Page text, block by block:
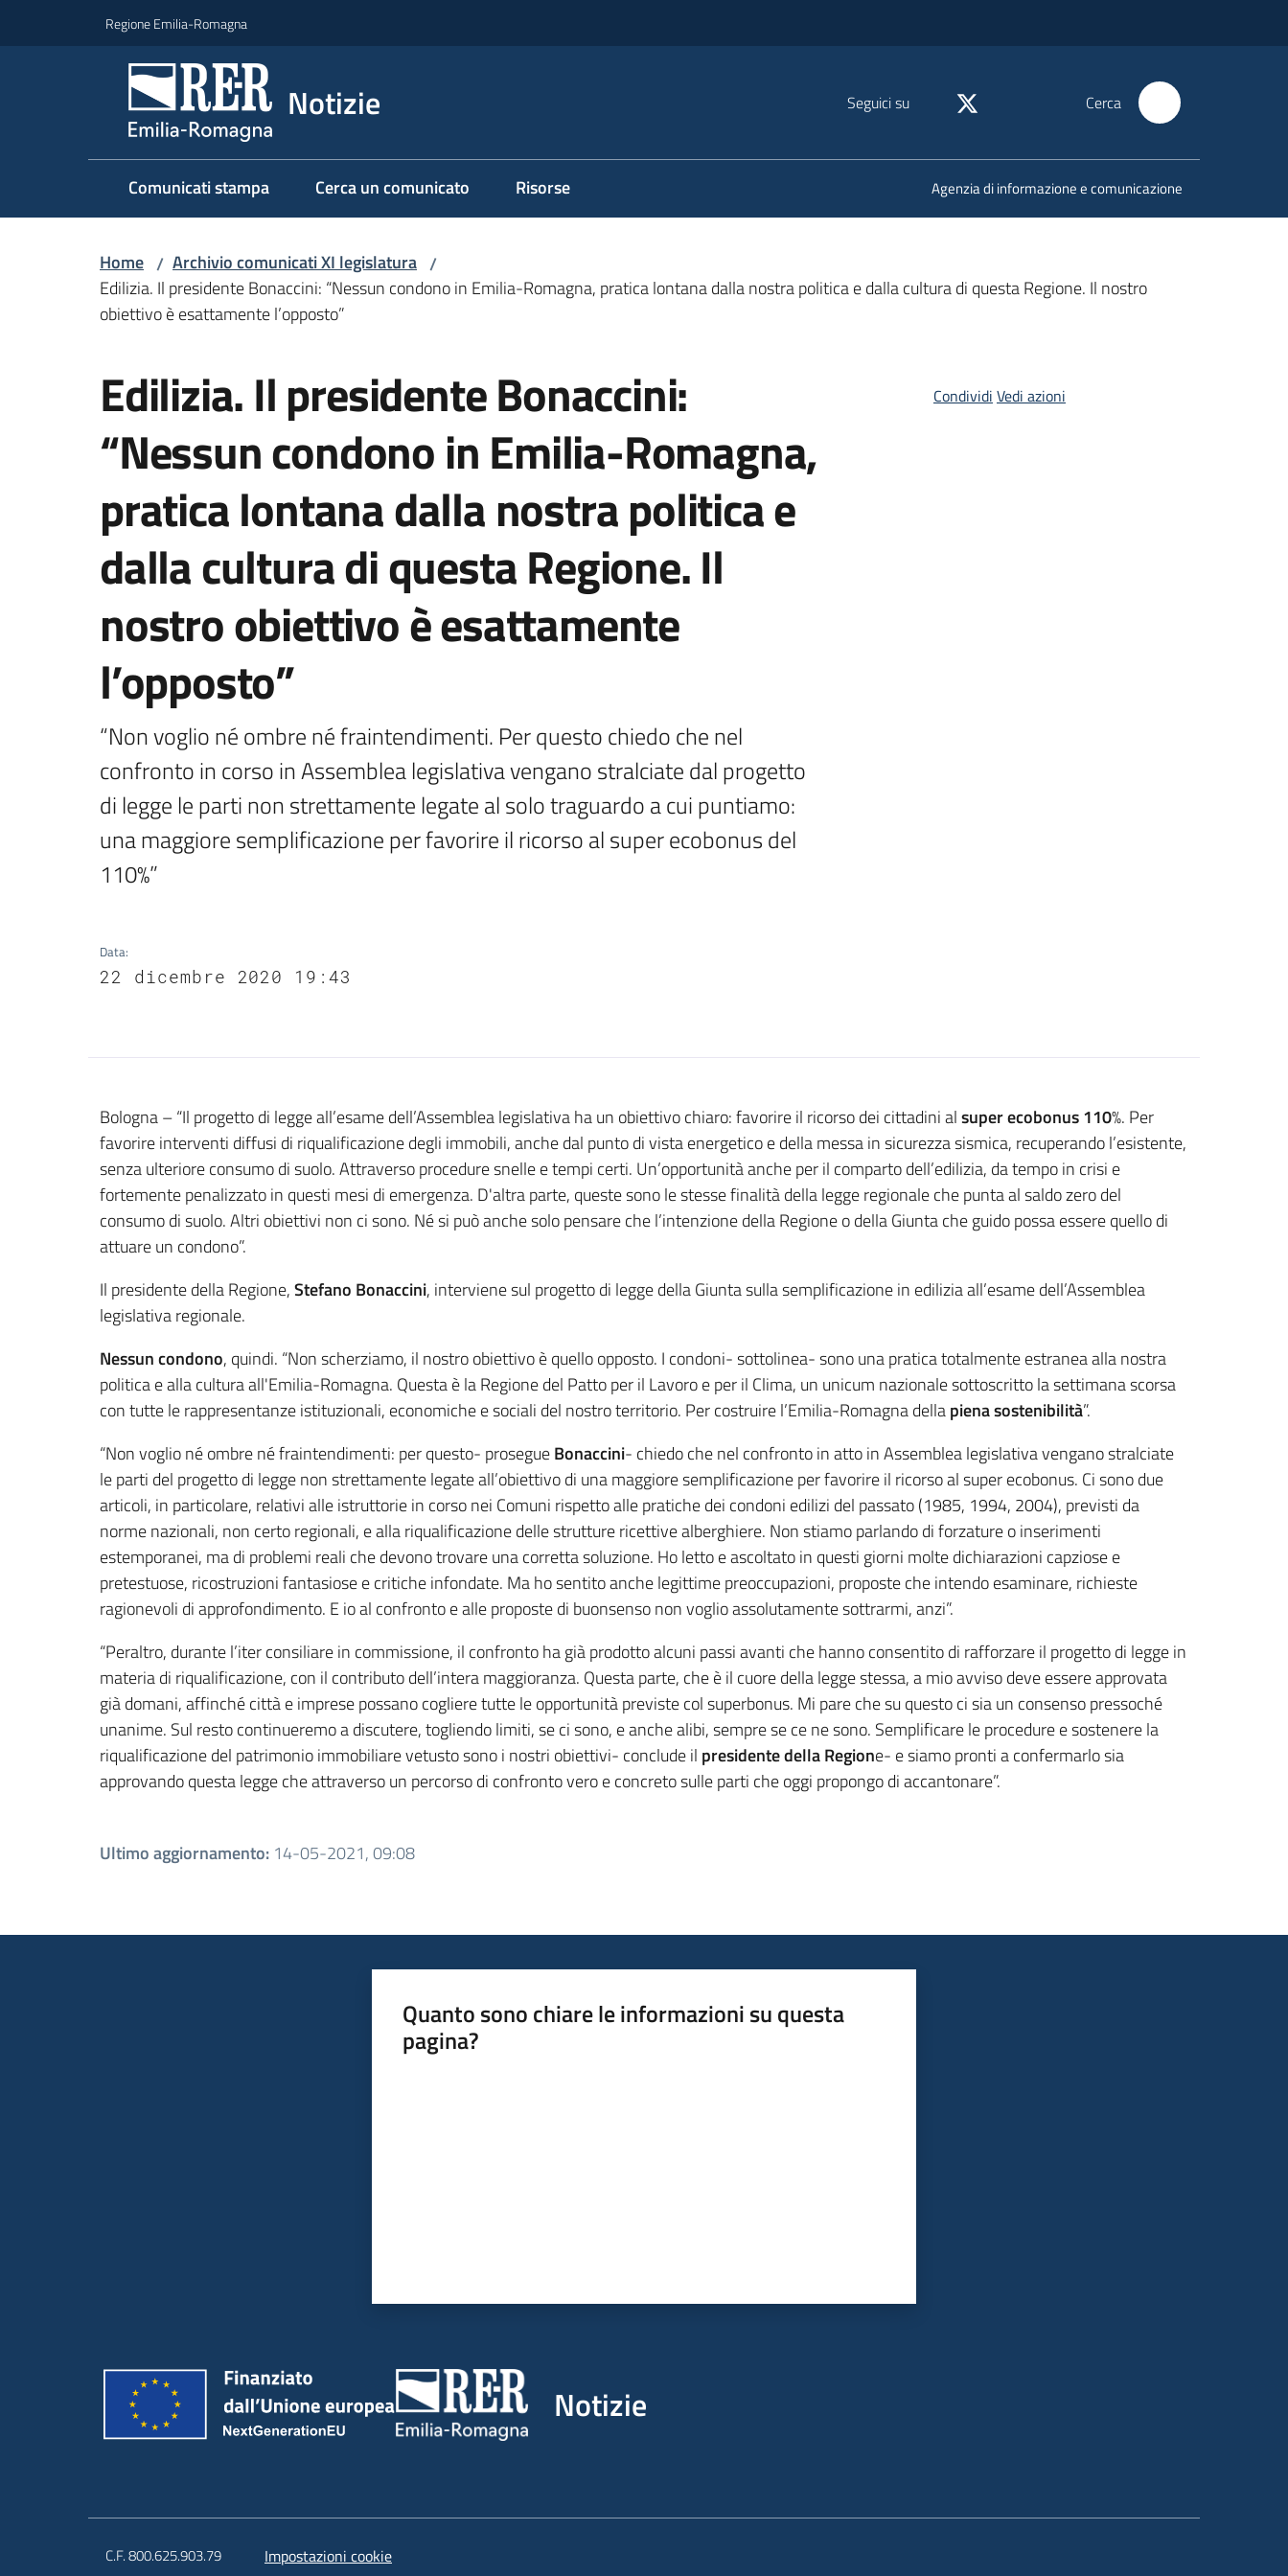
Regione Emilia-Romagna
Notizie Seguici su Cerca
Comunicati stampa Cerca un comunicato Risorse Agenzia di informazione e comunicazione
Home / Archivio comunicati XI legislatura /
Edilizia. Il presidente Bonaccini: “Nessun condono in Emilia-Romagna, pratica lontana dalla nostra politica e dalla cultura di questa Regione. Il nostro
obiettivo è esattamente l’opposto”
Edilizia. Il presidente Bonaccini:
“Nessun condono in Emilia-Romagna,
pratica lontana dalla nostra politica e
dalla cultura di questa Regione. Il
nostro obiettivo è esattamente
l’opposto”
“Non voglio né ombre né fraintendimenti. Per questo chiedo che nel
confronto in corso in Assemblea legislativa vengano stralciate dal progetto
di legge le parti non strettamente legate al solo traguardo a cui puntiamo:
una maggiore semplificazione per favorire il ricorso al super ecobonus del
110%”
Data:
22 dicembre 2020 19:43
Condividi Vedi azioni
Contenuto
Bologna – “Il progetto di legge all’esame dell’Assemblea legislativa ha un obiettivo chiaro: favorire il ricorso dei cittadini alsuper ecobonus 110%. Per
favorire interventi diffusi di riqualificazione degli immobili, anche dal punto di vista energetico e della messa in sicurezza sismica, recuperando l’esistente,
senza ulteriore consumo di suolo. Attraverso procedure snelle e tempi certi. Un’opportunità anche per il comparto dell’edilizia, da tempo in crisi e
fortemente penalizzato in questi mesi di emergenza. D'altra parte, queste sono le stesse finalità della legge regionale che punta al saldo zero del
consumo di suolo. Altri obiettivi non ci sono. Né si può anche solo pensare che l’intenzione della Regione o della Giunta che guido possa essere quello di
attuare un condono”.
Il presidente della Regione,Stefano Bonaccini, interviene sul progetto di legge della Giunta sulla semplificazione in edilizia all’esame dell’Assemblea
legislativa regionale.
Nessun condono, quindi. “Non scherziamo, il nostro obiettivo è quello opposto. I condoni- sottolinea- sono una pratica totalmente estranea alla nostra
politica e alla cultura all'Emilia-Romagna. Questa è la Regione del Patto per il Lavoro e per il Clima, un unicum nazionale sottoscritto la settimana scorsa
con tutte le rappresentanze istituzionali, economiche e sociali del nostro territorio. Per costruire l’Emilia-Romagna dellapiena sostenibilità”.
“Non voglio né ombre né fraintendimenti: per questo- prosegueBonaccini- chiedo che nel confronto in atto in Assemblea legislativa vengano stralciate
le parti del progetto di legge non strettamente legate all’obiettivo di una maggiore semplificazione per favorire il ricorso al super ecobonus. Ci sono due
articoli, in particolare, relativi alle istruttorie in corso nei Comuni rispetto alle pratiche dei condoni edilizi del passato (1985, 1994, 2004), previsti da
norme nazionali, non certo regionali, e alla riqualificazione delle strutture ricettive alberghiere. Non stiamo parlando di forzature o inserimenti
estemporanei, ma di problemi reali che devono trovare una corretta soluzione. Ho letto e ascoltato in questi giorni molte dichiarazioni capziose e
pretestuose, ricostruzioni fantasiose e critiche infondate. Ma ho sentito anche legittime preoccupazioni, proposte che intendo esaminare, richieste
ragionevoli di approfondimento. E io al confronto e alle proposte di buonsenso non voglio assolutamente sottrarmi, anzi”.
“Peraltro, durante l’iter consiliare in commissione, il confronto ha già prodotto alcuni passi avanti che hanno consentito di rafforzare il progetto di legge in
materia di riqualificazione, con il contributo dell’intera maggioranza. Questa parte, che è il cuore della legge stessa, a mio avviso deve essere approvata
già domani, affinché città e imprese possano cogliere tutte le opportunità previste col superbonus. Mi pare che su questo ci sia un consenso pressoché
unanime. Sul resto continueremo a discutere, togliendo limiti, se ci sono, e anche alibi, sempre se ce ne sono. Semplificare le procedure e sostenere la
riqualificazione del patrimonio immobiliare vetusto sono i nostri obiettivi- conclude il presidente della Regione- e siamo pronti a confermarlo sia
approvando questa legge che attraverso un percorso di confronto vero e concreto sulle parti che oggi propongo di accantonare”.
Ultimo aggiornamento: 14-05-2021, 09:08
Quanto sono chiare le informazioni su questa
pagina?
Notizie
C.F. 800.625.903.79 Impostazioni cookie